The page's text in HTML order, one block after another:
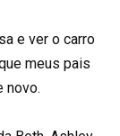
e ver o carro
meus pais
novo.